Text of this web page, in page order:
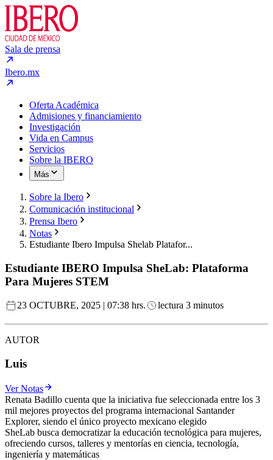
Sala de prensa
Ibero.mx
Oferta Académica
Admisiones y financiamiento
Investigación
Vida en Campus
Servicios
Sobre la IBERO
Más
Sobre la Ibero
Comunicación institucional
Prensa Ibero
Notas
Estudiante Ibero Impulsa Shelab Platafor...
Estudiante IBERO Impulsa SheLab: Plataforma
Para Mujeres STEM
23 OCTUBRE, 2025 | 07:38 hrs. lectura 3 minutos
AUTOR
Luis
Ver Notas
Renata Badillo cuenta que la iniciativa fue seleccionada entre los 3
mil mejores proyectos del programa internacional Santander
Explorer, siendo el único proyecto mexicano elegido
SheLab busca democratizar la educación tecnológica para mujeres,
ofreciendo cursos, talleres y mentorías en ciencia, tecnología,
ingeniería y matemáticas